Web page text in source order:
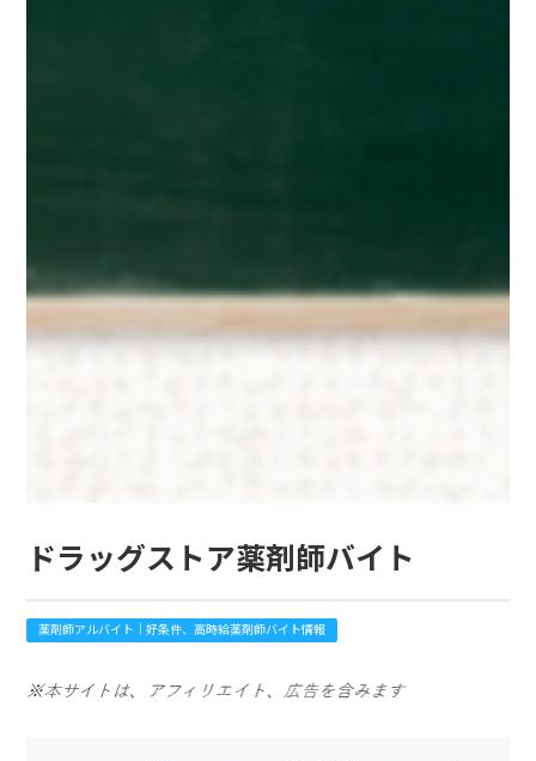
ドラッグストア薬剤師バイト
薬剤師アルバイト｜好条件、高時給薬剤師バイト情報